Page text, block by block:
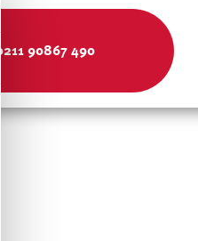
0211 90867 490